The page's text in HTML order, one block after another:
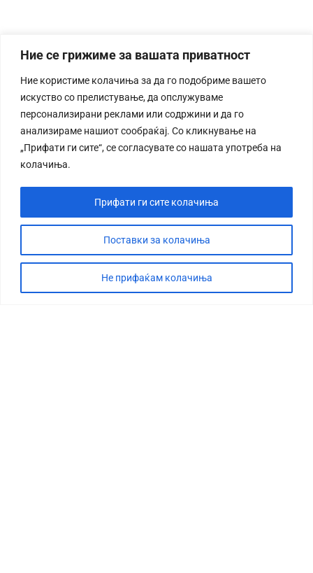
Ние се грижиме за вашата приватност
Ние користиме колачиња за да го подобриме вашето
искуство со прелистување, да опслужуваме
персонализирани реклами или содржини и да го
анализираме нашиот сообраќај. Со кликнување на
„Прифати ги сите“, се согласувате со нашата употреба на
колачиња.
Поставки за колачиња
Не прифаќам колачиња
Прифати ги сите колачиња